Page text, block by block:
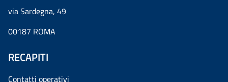
via Sardegna, 49
00187 ROMA
RECAPITI
Contatti operativi